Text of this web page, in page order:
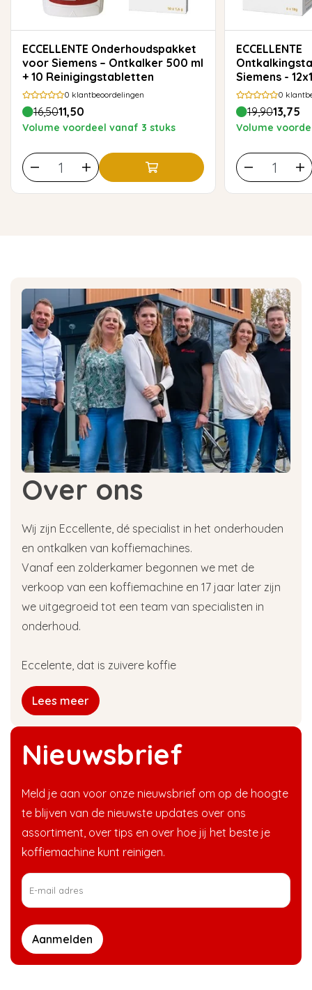
ECCELLENTE Onderhoudspakket
voor Siemens – Ontkalker 500 ml
+ 10 Reinigingstabletten
0 klantbeoordelingen
16,5011,50
Volume voordeel vanaf 3 stuks
ECCELLENTE
Siemens -
0
19,9013,75
Volume
Nieuwsbrief
Meld je aan voor onze nieuwsbrief om op de hoogte
te blijven van de nieuwste updates over ons
assortiment, over tips en over hoe jij het beste je
koffiemachine kunt reinigen.
Aanmelden
Over ons
Wij zijn Eccellente, dé specialist in het onderhouden
en ontkalken van koffiemachines.
Vanaf een zolderkamer begonnen we met de
verkoop van een koffiemachine en 17 jaar later zijn
we uitgegroeid tot een team van specialisten in
onderhoud.
Eccelente, dat is zuivere koffie
Lees meer